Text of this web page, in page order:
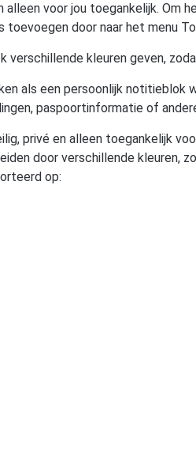
alleen voor jou toegankelijk. Om
door naar het menu
verschillende kleuren geven,
als een persoonlijk
paspoortinformatie of
privé en alleen toegankelijk
door verschillende kleuren,
op: